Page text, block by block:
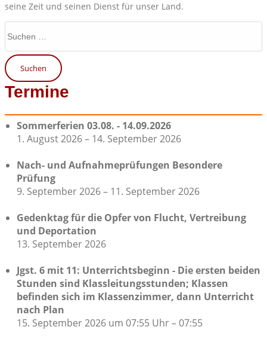
seine Zeit und seinen Dienst für unser Land.
nach:
Termine
Sommerferien 03.08. - 14.09.2026
1. August 2026 – 14. September 2026
Nach- und Aufnahmeprüfungen Besondere
Prüfung
9. September 2026 – 11. September 2026
Gedenktag für die Opfer von Flucht, Vertreibung
und Deportation
13. September 2026
Jgst. 6 mit 11: Unterrichtsbeginn - Die ersten beiden
Stunden sind Klassleitungsstunden; Klassen
befinden sich im Klassenzimmer, dann Unterricht
nach Plan
15. September 2026 um 07:55 Uhr – 07:55